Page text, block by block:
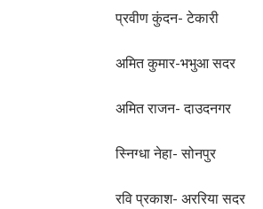
प्रवीण कुंदन- टेकारी
अमित कुमार-भभुआ सदर
अमित राजन- दाउदनगर
स्निग्धा नेहा- सोनपुर
रवि प्रकाश- अररिया सदर